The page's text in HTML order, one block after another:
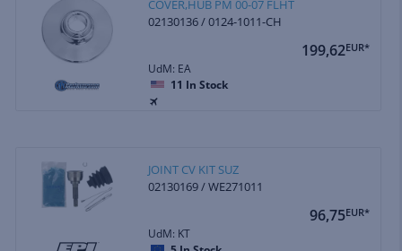
COVER,HUB PM 00-07 FLHT
02130136 / 0124-1011-CH
199,62EUR*
UdM: EA
11 In Stock
JOINT CV KIT SUZ
02130169 / WE271011
96,75EUR*
UdM: KT